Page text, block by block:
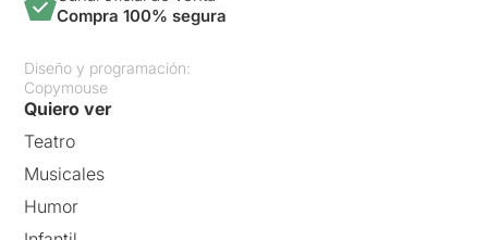
Compra 100% segura
Diseño y programación:
Copymouse
Quiero ver
Teatro
Musicales
Humor